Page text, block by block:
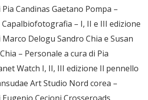
Candinas Gaetano Pompa –
– I, II e III edizione
Delogu Sandro Chia e Susan
– Personale a cura di Pia
Watch I, II, III edizione Il pennello
Art Studio Nord corea –